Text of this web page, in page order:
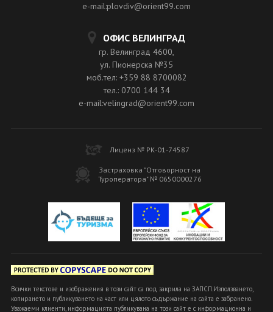
e-mail:plovdiv@orient99.com
ОФИС ВЕЛИНГРАД
гр. Велинград 4600,
ул. Пионерска №35
моб.тел: +359 88 8700082
тел.: 0700 144 34
e-mail:velingrad@orient99.com
Лиценз № РК-01-74587
Застраховка "Отговорност на
Туроператора" № 0650000276
Всички текстове и изображения в този сайт са под закрила на ЗАПСП.Използването,
копирането и публикуването на част или цялото съдържание на сайта е забранено.
Уважаеми клиенти, информацията публикувана на този сайт е с информационна и